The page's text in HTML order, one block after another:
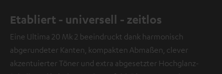
Etabliert - universell - zeitlos
Eine Ultima 20 Mk 2 beeindruckt dank harmonisch
abgerundeter Kanten, kompakten Abmaßen, clever
akzentuierter Töner und extra abgesetzter Hochglanz-